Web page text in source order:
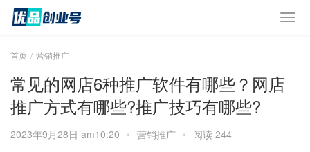
首页 营销推广
常见的网店6种推广软件有哪些？网店
推广方式有哪些?推广技巧有哪些?
2023年9月28日 am10:20 • 营销推广 • 阅读 244